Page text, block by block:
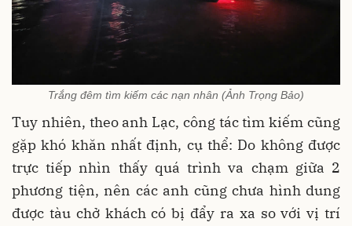
Trắng đêm tìm kiếm các nạn nhân (Ảnh Trọng Bảo)
Tuy nhiên, theo anh Lạc, công tác tìm kiếm cũng
gặp khó khăn nhất định, cụ thể: Do không được
trực tiếp nhìn thấy quá trình va chạm giữa 2
phương tiện, nên các anh cũng chưa hình dung
được tàu chở khách có bị đẩy ra xa so với vị trí